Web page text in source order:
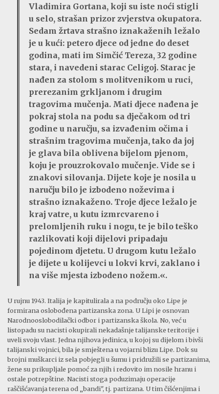
Vladimira Gortana, koji su iste noći stigli
u selo, strašan prizor zvjerstva okupatora.
Sedam žrtava strašno iznakaženih ležalo
je u kući: petero djece od jedne do deset
godina, mati im Simčić Tereza, 32 godine
stara, i navedeni starac Celigoj. Starac je
nađen za stolom s molitvenikom u ruci,
prerezanim grkljanom i drugim
tragovima mučenja. Mati djece nađena je
pokraj stola na podu sa dječakom od tri
godine u naručju, sa izvađenim očima i
strašnim tragovima mučenja, tako da joj
je glava bila oblivena bijelom pjenom,
koju je prouzrokovalo mučenje. Vide se i
znakovi silovanja. Dijete koje je nosila u
naručju bilo je izbodeno noževima i
strašno iznakaženo. Troje djece ležalo je
kraj vatre, u kutu izmrcvareno i
prelomljenih ruku i nogu, te je bilo teško
razlikovati koji dijelovi pripadaju
pojedinom djetetu. U drugom kutu ležalo
je dijete u kolijevci u lokvi krvi, zaklano i
na više mjesta izbodeno nožem.«.
U rujnu 1943. Italija je kapitulirala a na području oko Lipe je
formirana oslobođena partizanska zona. U Lipi je osnovan
Narodnooslobodilački odbor i partizanska škola. No, već u
listopadu su nacisti okupirali nekadašnje talijanske teritorije i
uveli svoju vlast. Jedna njihova jedinica, u kojoj su dijelom i bivši
talijanski vojnici, bila je smještena u vojarni blizu Lipe. Dok su
brojni muškarci iz sela pobjegli u šumu i pridružili se partizanima,
žene su prikupljale pomoć za njih i redovito im nosile hranu i
ostale potrepštine. Nacisti stoga poduzimaju operacije
raščišćavanja terena od „bandi", tj. partizana. U tim čišćenjima i